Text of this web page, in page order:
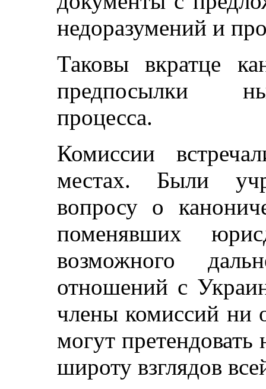
недоразумений и
Таковы вкратце
предпосылки
процесса.
Комиссии
местах. Были
вопросу о
поменявших
возможного
отношений с
члены комиссий ни
могут
широту взглядов